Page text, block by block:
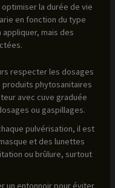
la durée de vie
en fonction du type
mais des
respecter les dosages
phytosanitaires
avec cuve graduée
ou gaspillages.
pulvérisation, il est
et des lunettes
ou brûlure, surtout
un entonnoir pour éviter